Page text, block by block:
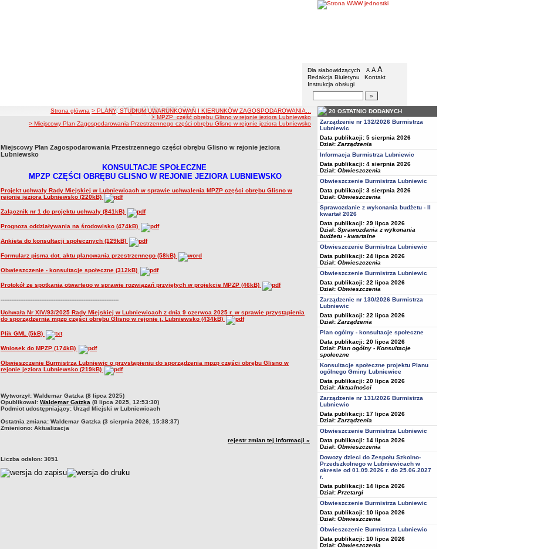
BIP - Urząd Miejski w Lubniewicach
Menu dodatkowe
Dla słabowidzących A pomniejsz czcionkę
A standardowy rozmiar czcionki
A
Redakcja Biuletynu
Kontakt
Instrukcja obsługi
Wyszukiwarka artykułów
ścieżka nawigacji
Strona główna > PLANY, STUDIUM UWARUNKOWAŃ I KIERUNKÓW ZAGOSPODAROWANIA...
> MPZP_część obrębu Glisno w rejonie jeziora Lubniewsko
> Miejscowy Plan Zagospodarowania Przestrzennego części obrębu Glisno w rejonie jeziora Lubniewsko
Miejscowy Plan Zagospodarowania Przestrzennego części obrębu Glisno w rejonie jeziora
Lubniewsko
KONSULTACJE SPOŁECZNE
MPZP CZĘŚCI OBRĘBU GLISNO W REJONIE JEZIORA LUBNIEWSKO
Projekt uchwały Rady Miejskiej w Lubniewicach w sprawie uchwalenia MPZP części obrębu Glisno w
rejonie jeziora Lubniewsko (220kB)
Załącznik nr 1 do projektu uchwały (841kB)
Prognoza oddziaływania na środowisko (474kB)
Ankieta do konsultacji społecznych (129kB)
Formularz pisma dot. aktu planowania przestrzennego (58kB)
Obwieszczenie - konsultacje społeczne (312kB)
Protokół ze spotkania otwartego w sprawie rozwiązań przyjętych w projekcie MPZP (46kB)
-------------------------------------------------------------------
Uchwała Nr XIV/93/2025 Rady Miejskiej w Lubniewicach z dnia 9 czerwca 2025 r. w sprawie przystąpienia
do sporządzernia mpzp części obrębu Glisno w rejonie j. Lubniewsko (434kB)
Plik GML (5kB)
Wniosek do MPZP (174kB)
Obwieszczenie Burmistrza Lubniewic o przystąpieniu do sporządzenia mpzp części obrębu Glisno w
rejonie jeziora Lubniewsko (219kB)
metryczka
Wytworzył: Waldemar Gatzka (8 lipca 2025)
Opublikował: Waldemar Gatzka (8 lipca 2025, 12:53:30)
Podmiot udostępniający: Urząd Miejski w Lubniewicach
Ostatnia zmiana: Waldemar Gatzka (3 sierpnia 2026, 15:38:37)
Zmieniono: Aktualizacja
rejestr zmian tej informacji »
Liczba odsłon: 3051
20 OSTATNIO DODANYCH
Zarządzenie nr 132/2026 Burmistrza
Lubniewic
Data publikacji: 5 sierpnia 2026
Dział: Zarządzenia
Informacja Burmistrza Lubniewic
Data publikacji: 4 sierpnia 2026
Dział: Obwieszczenia
Obwieszczenie Burmistrza Lubniewic
Data publikacji: 3 sierpnia 2026
Dział: Obwieszczenia
Sprawozdanie z wykonania budżetu - II
kwartał 2026
Data publikacji: 29 lipca 2026
Dział: Sprawozdania z wykonania
budżetu - kwartalne
Obwieszczenie Burmistrza Lubniewic
Data publikacji: 24 lipca 2026
Dział: Obwieszczenia
Obwieszczenie Burmistrza Lubniewic
Data publikacji: 22 lipca 2026
Dział: Obwieszczenia
Zarządzenie nr 130/2026 Burmistrza
Lubniewic
Data publikacji: 22 lipca 2026
Dział: Zarządzenia
Plan ogólny - konsultacje społeczne
Data publikacji: 20 lipca 2026
Dział: Plan ogólny - Konsultacje
społeczne
Konsultacje społeczne projektu Planu
ogólnego Gminy Lubniewice
Data publikacji: 20 lipca 2026
Dział: Aktualności
Zarządzenie nr 131/2026 Burmistrza
Lubniewic
Data publikacji: 17 lipca 2026
Dział: Zarządzenia
Obwieszczenie Burmistrza Lubniewic
Data publikacji: 14 lipca 2026
Dział: Obwieszczenia
Dowozy dzieci do Zespołu Szkolno-
Przedszkolnego w Lubniewicach w
okresie od 01.09.2026 r. do 25.06.2027
r.
Data publikacji: 14 lipca 2026
Dział: Przetargi
Obwieszczenie Burmistrza Lubniewic
Data publikacji: 10 lipca 2026
Dział: Obwieszczenia
Obwieszczenie Burmistrza Lubniewic
Data publikacji: 10 lipca 2026
Dział: Obwieszczenia